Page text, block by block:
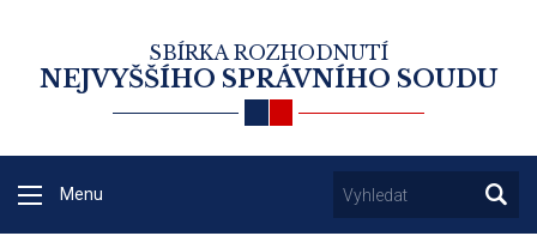
SBÍRKA ROZHODNUTÍ
NEJVYŠŠÍHO SPRÁVNÍHO SOUDU
Menu